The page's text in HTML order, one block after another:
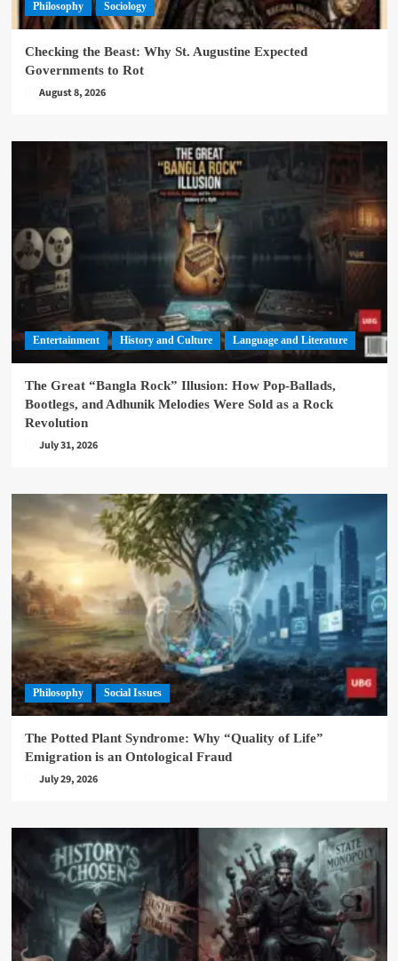
Philosophy Sociology
Checking the Beast: Why St. Augustine Expected
Governments to Rot
August 8, 2026
Entertainment History and Culture Language and Literature
The Great “Bangla Rock” Illusion: How Pop-Ballads,
Bootlegs, and Adhunik Melodies Were Sold as a Rock
Revolution
July 31, 2026
Philosophy Social Issues
The Potted Plant Syndrome: Why “Quality of Life”
Emigration is an Ontological Fraud
July 29, 2026